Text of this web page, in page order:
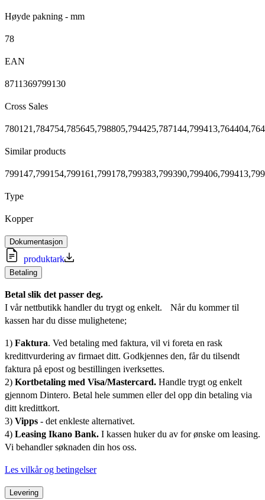
Høyde pakning - mm
78
EAN
8711369799130
Cross Sales
Similar products
Type
Kopper
Dokumentasjon
produktark
Betaling
Betal slik det passer deg.
I vår nettbutikk handler du trygt og enkelt. Når du kommer til
kassen har du disse mulighetene;
1) Faktura. Ved betaling med faktura, vil vi foreta en rask
kredittvurdering av firmaet ditt. Godkjennes den, får du tilsendt
faktura på epost og bestillingen iverksettes.
2) Kortbetaling med Visa/Mastercard. Handle trygt og enkelt
gjennom Dintero. Betal hele summen eller del opp din betaling via
ditt kredittkort.
3) Vipps - det enkleste alternativet.
4) Leasing Ikano Bank. I kassen huker du av for ønske om leasing.
Vi behandler søknaden din hos oss.
Les vilkår og betingelser
Levering